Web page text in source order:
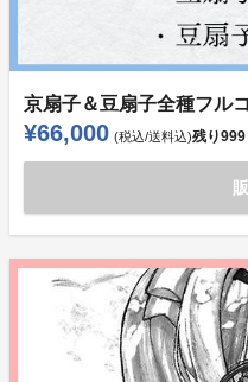
京扇子＆豆扇子全種フル
¥66,000 (税込/送料込)残り999